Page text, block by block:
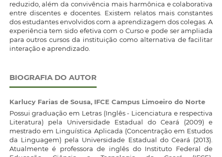
reduzido, além da convivência mais harmônica e colaborativa
entre discentes e docentes. Existem relatos mais constantes
dos estudantes envolvidos com a aprendizagem dos colegas. A
experiência tem sido efetiva com o Curso e pode ser ampliada
para outros cursos da instituição como alternativa de facilitar
interação e aprendizado.
BIOGRAFIA DO AUTOR
Karlucy Farias de Sousa, IFCE Campus Limoeiro do Norte
Possui graduação em Letras (Inglês - Licenciatura e respectiva
Literatura) pela Universidade Estadual do Ceará (2009) e
mestrado em Linguística Aplicada (Concentração em Estudos
da Linguagem) pela Universidade Estadual do Ceará (2013).
Atualmente é professora de inglês do Instituto Federal de